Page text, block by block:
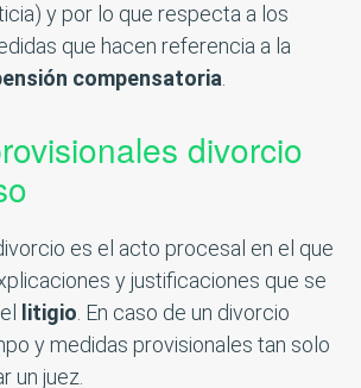
y por lo que respecta a los
que hacen referencia a la
compensatoria
divorcio
es el acto procesal en el que
y justificaciones que se
litigio . En caso de un divorcio
y medidas provisionales tan solo
un juez.